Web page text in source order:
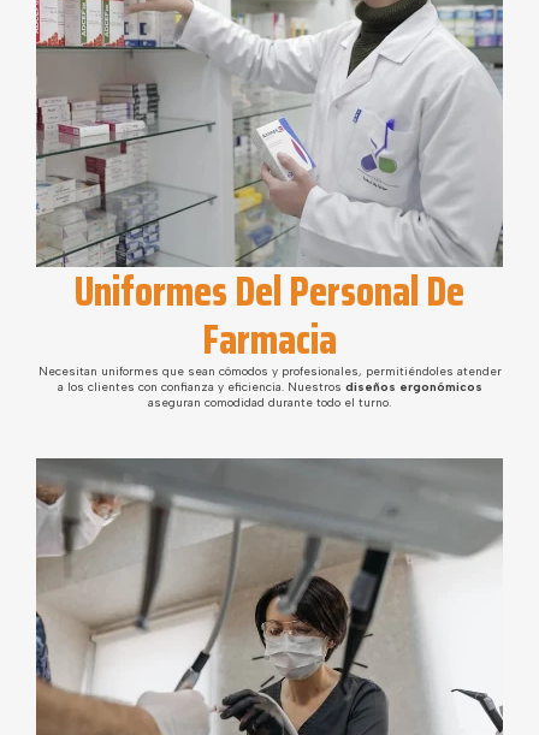
Uniformes Del Personal De
Farmacia
Necesitan uniformes que sean cómodos y profesionales, permitiéndoles atender
a los clientes con confianza y eficiencia. Nuestros diseños ergonómicos
aseguran comodidad durante todo el turno.